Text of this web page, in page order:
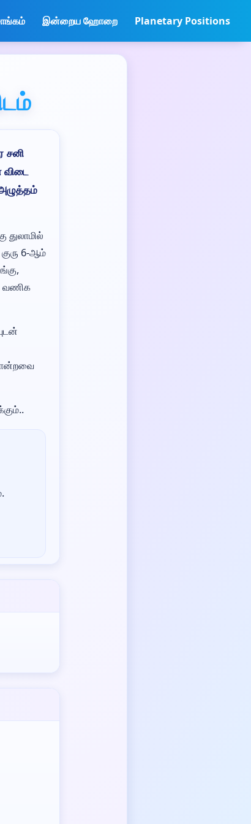
இன்றைய ஹோறை Planetary Positions
சனி
விடை
துலாமில்
6-ஆம்
வணிக